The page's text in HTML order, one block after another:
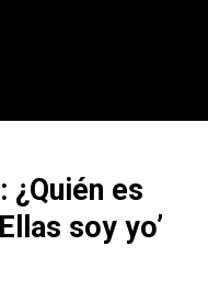
¿Quién es
soy yo’